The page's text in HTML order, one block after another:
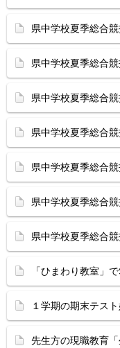
県中学校夏季総合
県中学校夏季総合
県中学校夏季総合
県中学校夏季総合
県中学校夏季総合
県中学校夏季総合
県中学校夏季総合
「ひまわり教室」
１学期の期末テス
先生方の現職教育「